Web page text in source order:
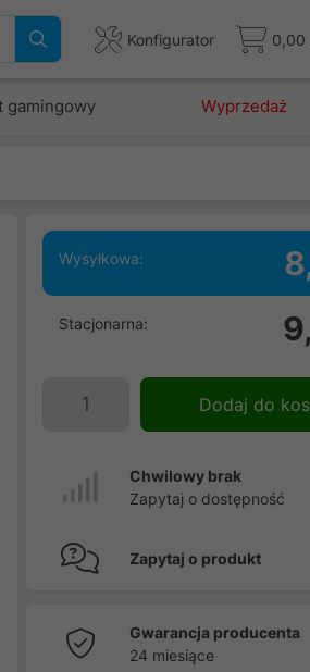
Konfigurator 0,00
gamingowy Wyprzedaż
Wysyłkowa:
Stacjonarna:
Dodaj do
Chwilowy brak
Zapytaj o dostępność
Zapytaj o produkt
Gwarancja producenta
24 miesiące